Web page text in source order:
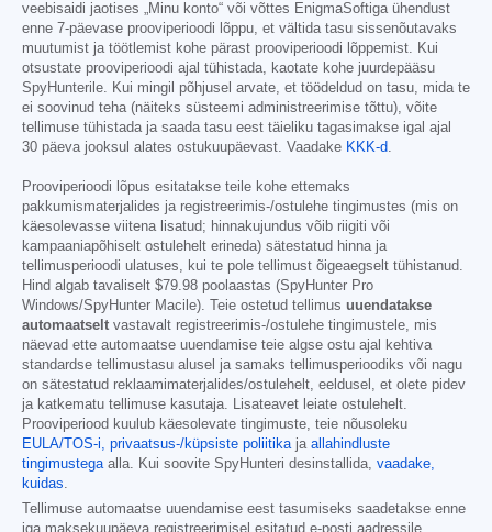
veebisaidi jaotises „Minu konto“ või võttes EnigmaSoftiga ühendust
enne 7-päevase prooviperioodi lõppu, et vältida tasu sissenõutavaks
muutumist ja töötlemist kohe pärast prooviperioodi lõppemist. Kui
otsustate prooviperioodi ajal tühistada, kaotate kohe juurdepääsu
SpyHunterile. Kui mingil põhjusel arvate, et töödeldud on tasu, mida te
ei soovinud teha (näiteks süsteemi administreerimise tõttu), võite
tellimuse tühistada ja saada tasu eest täieliku tagasimakse igal ajal
30 päeva jooksul alates ostukuupäevast. Vaadake KKK-d.
Prooviperioodi lõpus esitatakse teile kohe ettemaks
pakkumismaterjalides ja registreerimis-/ostulehe tingimustes (mis on
käesolevasse viitena lisatud; hinnakujundus võib riigiti või
kampaaniapõhiselt ostulehelt erineda) sätestatud hinna ja
tellimusperioodi ulatuses, kui te pole tellimust õigeaegselt tühistanud.
Hind algab tavaliselt $79.98 poolaastas (SpyHunter Pro
Windows/SpyHunter Macile). Teie ostetud tellimus uuendatakse
automaatselt vastavalt registreerimis-/ostulehe tingimustele, mis
näevad ette automaatse uuendamise teie algse ostu ajal kehtiva
standardse tellimustasu alusel ja samaks tellimusperioodiks või nagu
on sätestatud reklaamimaterjalides/ostulehelt, eeldusel, et olete pidev
ja katkematu tellimuse kasutaja. Lisateavet leiate ostulehelt.
Prooviperiood kuulub käesolevate tingimuste, teie nõusoleku
EULA/TOS-i, privaatsus-/küpsiste poliitikaja allahindluste
tingimustegaalla. Kui soovite SpyHunteri desinstallida, vaadake,
kuidas.
Tellimuse automaatse uuendamise eest tasumiseks saadetakse enne